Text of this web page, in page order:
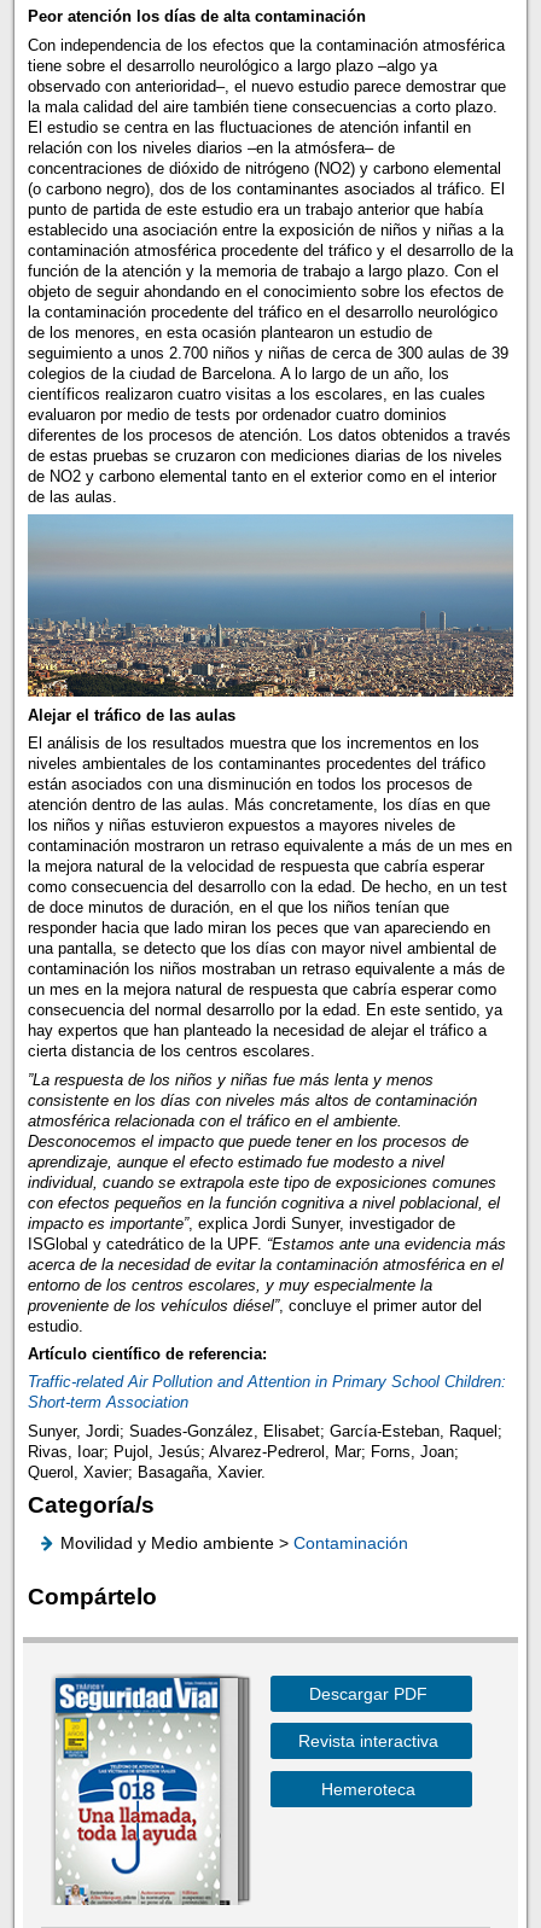
Peor atención los días de alta contaminación
Con independencia de los efectos que la contaminación atmosférica
tiene sobre el desarrollo neurológico a largo plazo –algo ya
observado con anterioridad–, el nuevo estudio parece demostrar que
la mala calidad del aire también tiene consecuencias a corto plazo.
El estudio se centra en las fluctuaciones de atención infantil en
relación con los niveles diarios –en la atmósfera– de
concentraciones de dióxido de nitrógeno (NO2) y carbono elemental
(o carbono negro), dos de los contaminantes asociados al tráfico. El
punto de partida de este estudio era un trabajo anterior que había
establecido una asociación entre la exposición de niños y niñas a la
contaminación atmosférica procedente del tráfico y el desarrollo de la
función de la atención y la memoria de trabajo a largo plazo. Con el
objeto de seguir ahondando en el conocimiento sobre los efectos de
la contaminación procedente del tráfico en el desarrollo neurológico
de los menores, en esta ocasión plantearon un estudio de
seguimiento a unos 2.700 niños y niñas de cerca de 300 aulas de 39
colegios de la ciudad de Barcelona. A lo largo de un año, los
científicos realizaron cuatro visitas a los escolares, en las cuales
evaluaron por medio de tests por ordenador cuatro dominios
diferentes de los procesos de atención. Los datos obtenidos a través
de estas pruebas se cruzaron con mediciones diarias de los niveles
de NO2 y carbono elemental tanto en el exterior como en el interior
de las aulas.
Alejar el tráfico de las aulas
El análisis de los resultados muestra que los incrementos en los
niveles ambientales de los contaminantes procedentes del tráfico
están asociados con una disminución en todos los procesos de
atención dentro de las aulas. Más concretamente, los días en que
los niños y niñas estuvieron expuestos a mayores niveles de
contaminación mostraron un retraso equivalente a más de un mes en
la mejora natural de la velocidad de respuesta que cabría esperar
como consecuencia del desarrollo con la edad. De hecho, en un test
de doce minutos de duración, en el que los niños tenían que
responder hacia que lado miran los peces que van apareciendo en
una pantalla, se detecto que los días con mayor nivel ambiental de
contaminación los niños mostraban un retraso equivalente a más de
un mes en la mejora natural de respuesta que cabría esperar como
consecuencia del normal desarrollo por la edad. En este sentido, ya
hay expertos que han planteado la necesidad de alejar el tráfico a
cierta distancia de los centros escolares.
”La respuesta de los niños y niñas fue más lenta y menos
consistente en los días con niveles más altos de contaminación
atmosférica relacionada con el tráfico en el ambiente.
Desconocemos el impacto que puede tener en los procesos de
aprendizaje, aunque el efecto estimado fue modesto a nivel
individual, cuando se extrapola este tipo de exposiciones comunes
con efectos pequeños en la función cognitiva a nivel poblacional, el
impacto es importante”, explica Jordi Sunyer, investigador de
ISGlobal y catedrático de la UPF. “Estamos ante una evidencia más
acerca de la necesidad de evitar la contaminación atmosférica en el
entorno de los centros escolares, y muy especialmente la
proveniente de los vehículos diésel”, concluye el primer autor del
estudio.
Artículo científico de referencia:
Traffic-related Air Pollution and Attention in Primary School Children:
Short-term Association
Sunyer, Jordi; Suades-González, Elisabet; García-Esteban, Raquel;
Rivas, Ioar; Pujol, Jesús; Alvarez-Pedrerol, Mar; Forns, Joan;
Querol, Xavier; Basagaña, Xavier.
Categoría/s
Movilidad y Medio ambiente > Contaminación
Compártelo
Descargar PDF
Revista interactiva
Hemeroteca